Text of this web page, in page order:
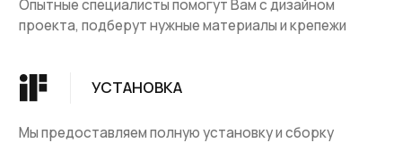
КОНТАКТЫ
Контакты
Ковровые изделия
Ковролин